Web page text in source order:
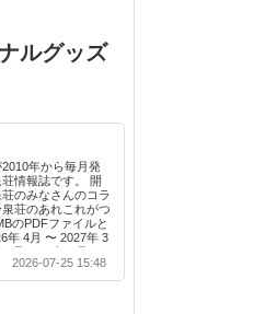
ルグッズ
年から毎月発
情報誌です。 開
のみなさんのコラ
荘のあれこれがつ
のPDFファイルと
年 4月 〜 2027年 3
2024年 3月 2022
年 4月 〜 2022年
2026-07-25 15:48